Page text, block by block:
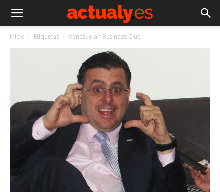
Inicio Etiquetas Venezuelan Business Club